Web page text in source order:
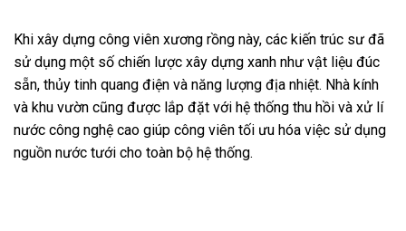
Khi xây dựng công viên xương rồng này, các kiến ​​trúc sư đã
sử dụng một số chiến lược xây dựng xanh như vật liệu đúc
sẵn, thủy tinh quang điện và năng lượng địa nhiệt. Nhà kính
và khu vườn cũng được lắp đặt với hệ thống thu hồi và xử lí
nước công nghệ cao giúp công viên tối ưu hóa việc sử dụng
nguồn nước tưới cho toàn bộ hệ thống.